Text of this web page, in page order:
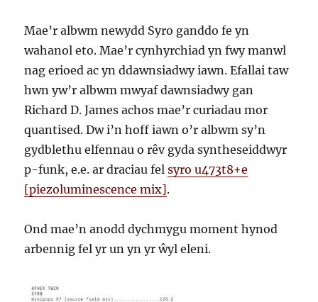
Mae’r albwm newydd Syro ganddo fe yn
wahanol eto. Mae’r cynhyrchiad yn fwy manwl
nag erioed ac yn ddawnsiadwy iawn. Efallai taw
hwn yw’r albwm mwyaf dawnsiadwy gan
Richard D. James achos mae’r curiadau mor
quantised. Dw i’n hoff iawn o’r albwm sy’n
gydblethu elfennau o rêv gyda syntheseiddwyr
p-funk, e.e. ar draciau felsyro u473t8+e
[piezoluminescence mix].
Ond mae’n anodd dychmygu moment hynod
arbennig fel yr un yn yr ŵyl eleni.